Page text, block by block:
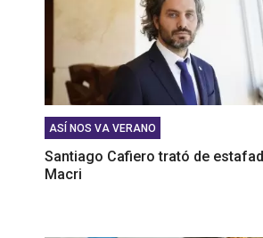
ASÍ NOS VA VERANO
Santiago Cafiero trató de
Macri